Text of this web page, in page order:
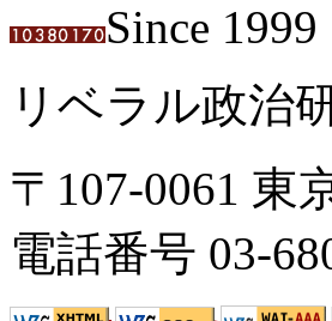
Since 1999
リベラル政治
〒107-0061 東
電話番号 03-